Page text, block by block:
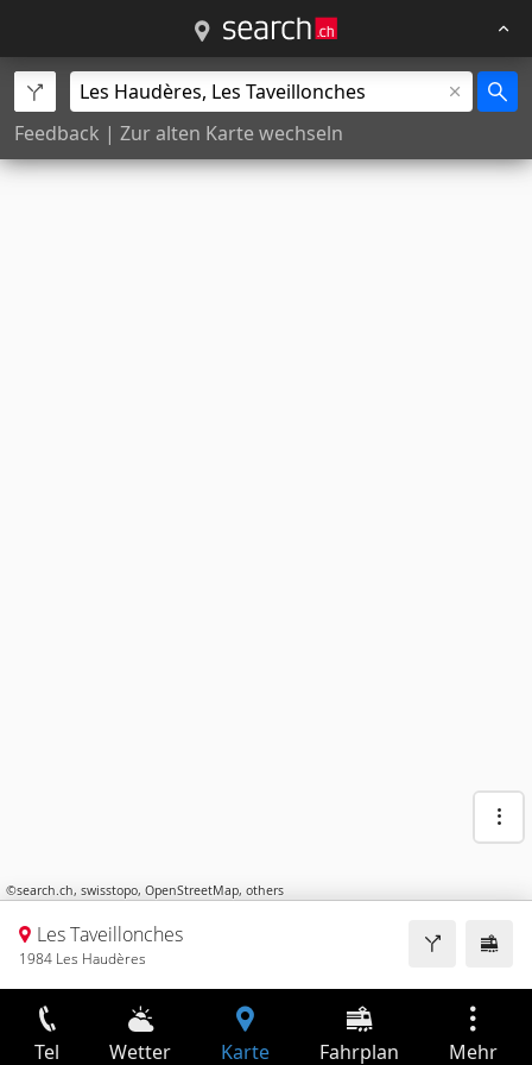
Feedback | Zur alten Karte wechseln
©search.ch, swisstopo, OpenStreetMap, others
Les Taveillonches
1984 Les Haudères
Tel Wetter Karte Fahrplan Mehr